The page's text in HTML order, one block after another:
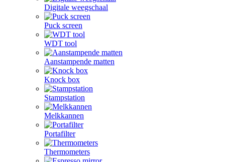
Digitale weegschaal
Puck screen
WDT tool
Aanstampende matten
Knock box
Stampstation
Melkkannen
Portafilter
Thermometers